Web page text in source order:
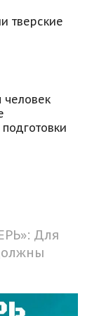
тверские
человек
Для